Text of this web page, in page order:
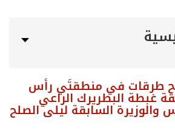
طرقات في منطقتَي رأس
غبطة البطريرك الراعي
والوزيرة السابقة ليلى الصلح